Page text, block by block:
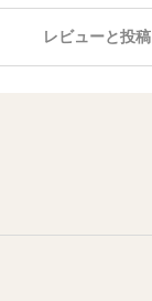
レビューと投稿